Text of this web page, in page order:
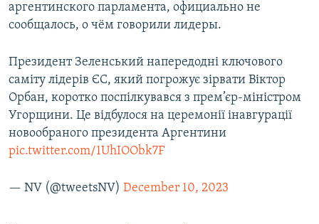
аргентинского парламента, официально не
сообщалось, о чём говорили лидеры.
Президент Зеленський напередодні ключового
саміту лідерів ЄС, який погрожує зірвати Віктор
Орбан, коротко поспілкувався з прем’єр-міністром
Угорщини. Це відбулося на церемонії інавгурації
новообраного президента Аргентини
pic.twitter.com/1UhIOObk7F
— NV (@tweetsNV) December 10, 2023